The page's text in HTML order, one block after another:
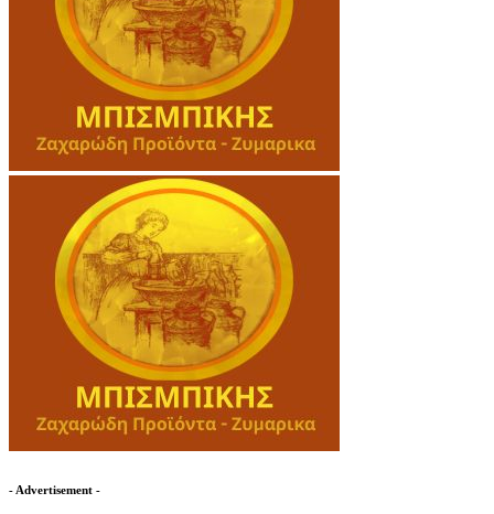
- Advertisement -